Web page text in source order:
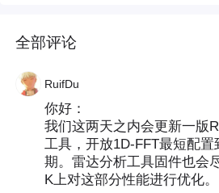
全部评论
RuifDu
你好：
我们这两天之内会更新一版
工具，开放1D-FFT最短配置
期。雷达分析工具固件也会
K上对这部分性能进行优化。